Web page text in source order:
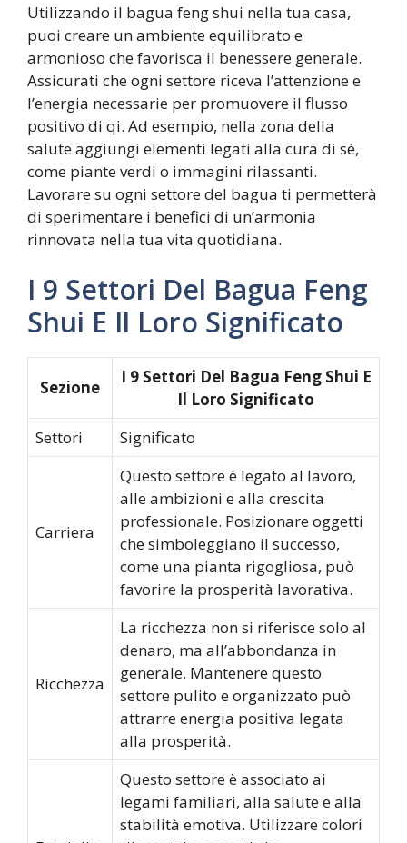
Utilizzando il bagua feng shui nella tua casa,
puoi creare un ambiente equilibrato e
armonioso che favorisca il benessere generale.
Assicurati che ogni settore riceva l’attenzione e
l’energia necessarie per promuovere il flusso
positivo di qi. Ad esempio, nella zona della
salute aggiungi elementi legati alla cura di sé,
come piante verdi o immagini rilassanti.
Lavorare su ogni settore del bagua ti permetterà
di sperimentare i benefici di un’armonia
rinnovata nella tua vita quotidiana.
I 9 Settori Del Bagua Feng
Shui E Il Loro Significato
Sezione
I 9 Settori Del Bagua Feng Shui E
Il Loro Significato
Settori
Significato
Carriera
Questo settore è legato al lavoro,
alle ambizioni e alla crescita
professionale. Posizionare oggetti
che simboleggiano il successo,
come una pianta rigogliosa, può
favorire la prosperità lavorativa.
Ricchezza
La ricchezza non si riferisce solo al
denaro, ma all’abbondanza in
generale. Mantenere questo
settore pulito e organizzato può
attrarre energia positiva legata
alla prosperità.
Questo settore è associato ai
legami familiari, alla salute e alla
stabilità emotiva. Utilizzare colori